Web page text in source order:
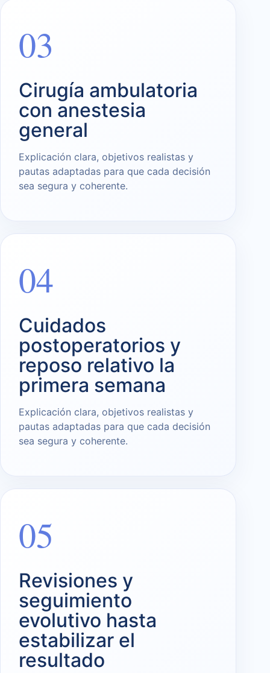
03
Cirugía ambulatoria
con anestesia
general
Explicación clara, objetivos realistas y
pautas adaptadas para que cada decisión
sea segura y coherente.
04
Cuidados
postoperatorios y
reposo relativo la
primera semana
Explicación clara, objetivos realistas y
pautas adaptadas para que cada decisión
sea segura y coherente.
05
Revisiones y
seguimiento
evolutivo hasta
estabilizar el
resultado